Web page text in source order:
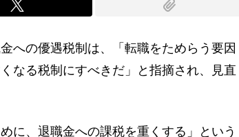
への優遇税制は、「転職をためらう要因
なる税制にすべきだ」と指摘され、見直
に、退職金への課税を重くする」という